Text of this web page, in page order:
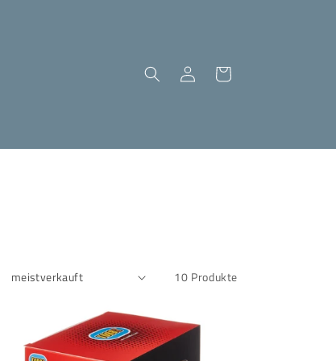
EinloggenWarenkorb
10 Produkte